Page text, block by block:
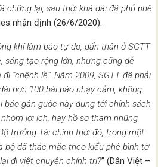
chững lại, sau thời khá dài đã phủ phê
nhận định (26/6/2020).
khí làm báo tự do, dấn thân ở SGTT
sáng tạo rộng lớn, nhưng cũng dễ
“chệch lề”. Năm 2009, SGTT đã phải
hơn 100 bài báo nhạy cảm, không
báo gân guốc này đụng tới chính sách
lợi ích, hay hồ sơ tham nhũng
trưởng Tài chính thời đó, trong một
bộ đã thắc mắc theo kiểu phê bình tờ
đi viết chuyện chính trị?” (Dân Việt –